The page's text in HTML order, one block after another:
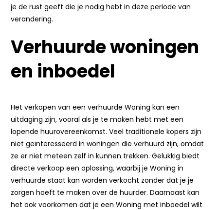
je de rust geeft die je nodig hebt in deze periode van
verandering.
Verhuurde woningen
en inboedel
Het verkopen van een verhuurde Woning kan een
uitdaging zijn, vooral als je te maken hebt met een
lopende huurovereenkomst. Veel traditionele kopers zijn
niet geïnteresseerd in woningen die verhuurd zijn, omdat
ze er niet meteen zelf in kunnen trekken. Gelukkig biedt
directe verkoop een oplossing, waarbij je Woning in
verhuurde staat kan worden verkocht zonder dat je je
zorgen hoeft te maken over de huurder. Daarnaast kan
het ook voorkomen dat je een Woning met inboedel wilt